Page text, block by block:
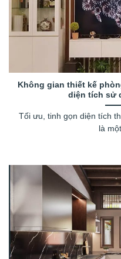
Không gian thiết kế
diện tích sử
Tối ưu, tinh gọn diện tích
là